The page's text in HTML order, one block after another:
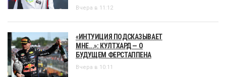
Вчера в 11:12
«ИНТУИЦИЯ ПОДСКАЗЫВАЕТ
МНЕ...»: КУЛТХАРД — О
БУДУЩЕМ ФЕРСТАППЕНА
Вчера в 10:11